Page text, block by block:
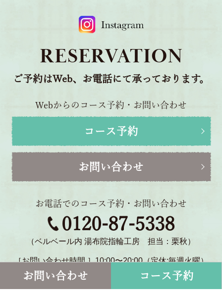
RESERVATION
ご予約はWeb、お電話にて承っております。
Webからのコース予約・お問い合わせ
コース予約
お問い合わせ
お電話でのコース予約・お問い合わせ
0120-87-5338
（ベルベール内 湯布院指輪工房 担当：栗秋）
［お問い合わせ時間 ］10:00〜20:00（定休:毎週火曜）
〒879-5114 大分県由布市湯布院町川北1770-2
お問い合わせ コース予約